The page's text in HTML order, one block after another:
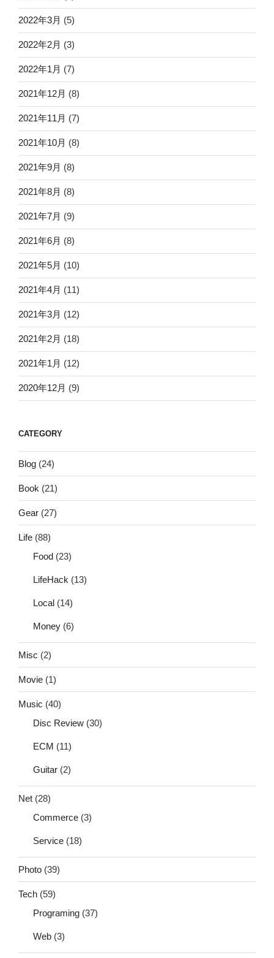
2022年3月 (5)
2022年2月 (3)
2022年1月 (7)
2021年12月 (8)
2021年11月 (7)
2021年10月 (8)
2021年9月 (8)
2021年8月 (8)
2021年7月 (9)
2021年6月 (8)
2021年5月 (10)
2021年4月 (11)
2021年3月 (12)
2021年2月 (18)
2021年1月 (12)
2020年12月 (9)
CATEGORY
Blog (24)
Book (21)
Gear (27)
Life (88)
Food (23)
LifeHack (13)
Local (14)
Money (6)
Misc (2)
Movie (1)
Music (40)
Disc Review (30)
ECM (11)
Guitar (2)
Net (28)
Commerce (3)
Service (18)
Photo (39)
Tech (59)
Programing (37)
Web (3)